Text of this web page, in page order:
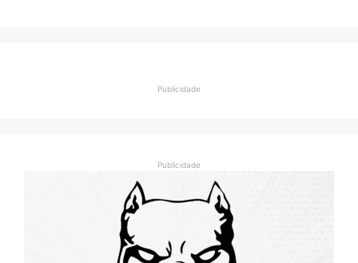
Publicidade
Publicidade